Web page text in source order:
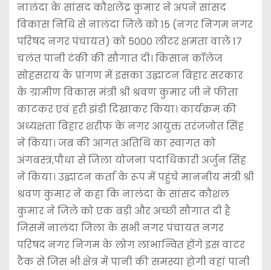
नालंदा के सांसद कौशलेंद्र कुमार ने अपने सांसद
विकास निधि से नालंदा जिले को 15 (नगर निगम नगर
परिषद नगर पंचायत) को 5000 लीटर क्षमता वाले 17
चलंत पानी टंकी की सौगात दी। किसान कॉलेज
सोहसराय के प्रांगण में इसका उद्घाटन बिहार सरकार
के ग्रामीण विकास मंत्री श्री श्रवण कुमार जी ने फीता
काटकर एवं हरी झंडी दिखाकर किया। कार्यक्रम की
अध्यक्षता बिहार शरीफ के नगर आयुक्त तरंजजोत सिंह
ने किया। जब की आगत अतिथि का स्वागत को
अंगबस्त्र,पौधा से जिला योजना पदाधिकारी अर्जुन सिंह
ने किया। उद्घाटन कर्ता के रूप में पहुंचे माननीय मंत्री श्री
श्रवण कुमार ने कहा कि नालंदा के सांसद कौशल
कुमार ने जिले को एक बड़ी और अच्छी सौगात दी है
जिसमें नालंदा जिला के सभी नगर पंचायत नगर
परिषद नगर निगम के लोग लाभान्वित होंगे इस वाटर
टैंक से जिस भी क्षेत्र में पानी की समस्या होगी वहां पानी